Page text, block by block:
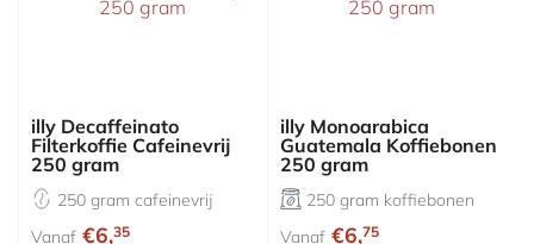
illy Decaffeinato
Filterkoffie Cafeinevrij
250 gram
250 gram cafeinevrij
Vanaf €6,35
illy Monoarabica
Guatemala Koffiebonen
250 gram
250 gram koffiebonen
Vanaf €6,75